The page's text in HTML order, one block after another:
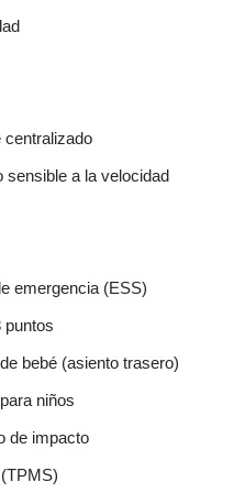
centralizado
sensible a la velocidad
emergencia (ESS)
puntos
bebé (asiento trasero)
niños
de impacto